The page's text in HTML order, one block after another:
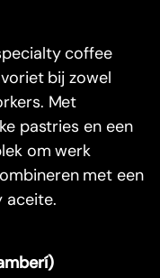
coffee
bij zowel
Met
pastries en een
om werk
met een
aceite.